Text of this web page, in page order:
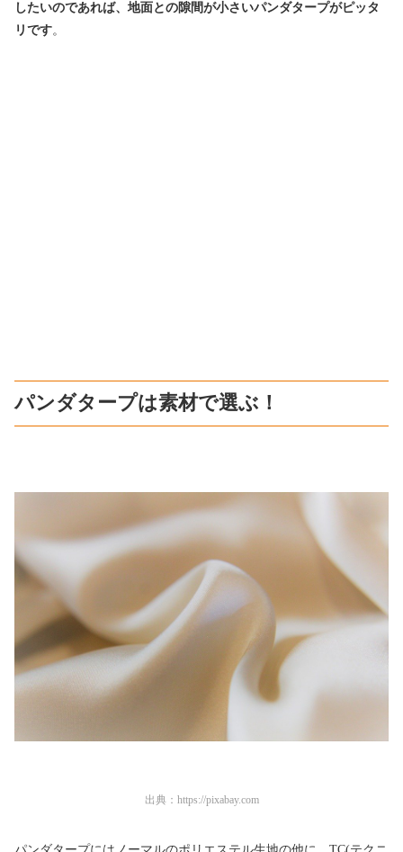
したいのであれば、地面との隙間が小さいパンダタープがピッタ
リです。
パンダタープは素材で選ぶ！
出典： https://pixabay.com
パンダタープにはノーマルのポリエステル生地の他に、TC(テクニ